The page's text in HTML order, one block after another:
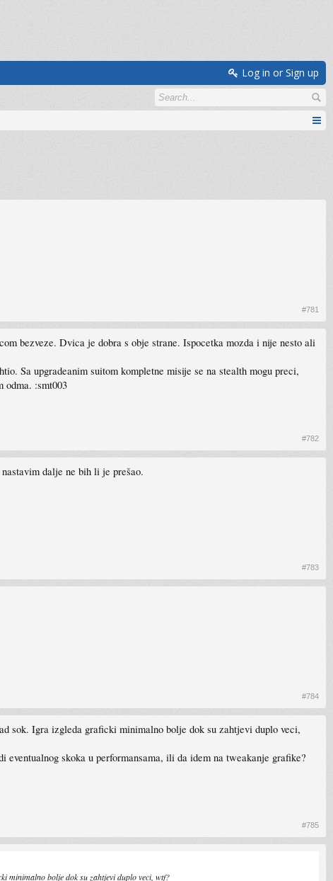
Log in or Sign up
#781
bezveze. Dvica je dobra s obje strane. Ispocetka mozda i nije nesto ali
Sa upgradeanim suitom kompletne misije se na stealth mogu preci,
odma. :smt003
#782
dalje ne bih li je prešao.
#783
#784
sok. Igra izgleda graficki minimalno bolje dok su zahtjevi duplo veci,
skoka u performansama, ili da idem na tweakanje grafike?
#785
minimalno bolje dok su zahtjevi duplo veci, wtf?